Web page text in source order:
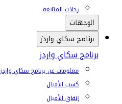
رحلات المتابعة
الوجهات
برنامج سكاي واردز
برنامج سكاي واردز
معلومات عن برنامج سكاي واردز
كسب الأميال
إنفاق الأميال